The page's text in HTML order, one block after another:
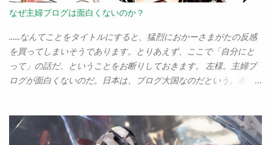
かりしたものを使うべきだ」というごもっともなご意見はよっく
わかる。 が、この不況下、そんな選択肢など最初からない人間の
方が多いのだ。 「諦めるか、激安なチェロを手に入れるか」とい
う二者択一なら、オレはどんな粗悪品だって「手に入れる」ほう
を選ぶさ。 どんな安物であれ、「あきらめる」よりは百億倍はマ
シだ。 が。新居に引っ越して半年あまり、そこそこ練習するよう
だろう、そう思うだけでちょいとばかり胸ときめこうってもんじ
ゃないか、なぁ？ というわけで、悩むこと半年。 ようやく本日、
なぜ主婦ブログは面白くないのか？
……なんてことをタイトルにすると、猛烈におかーさまがたの反感
を買ってしまいそうであります。とりあえず、ここで「自分にと
って」の話だ、ということをお断りしておきます。 左様。主婦ブ
ログが面白くないのだ。日本は、ブログ大国なのだという。本当
見るにつけ、どうも「こういう人たちの書いたブログは、なぜか
全く面白くない（←僕にとって、ね。世間全般ということではな